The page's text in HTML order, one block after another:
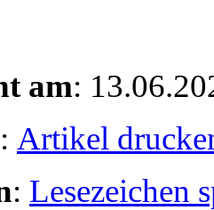
am:
: Artikel
: Lesezeichen